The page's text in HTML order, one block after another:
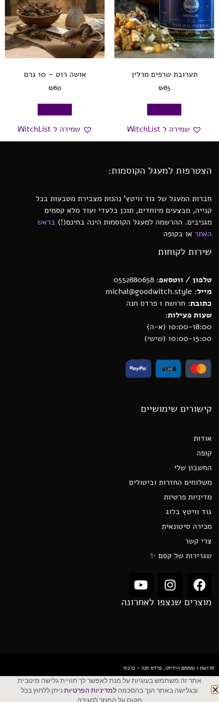
תערובת שרפים מרלין
₪85
שמירה ל WitchList
אושה רוט – 10 גרם
₪60
שמירה ל WitchList
הצטרפות למעגל הקוסמות:
חברות המעגל של גוד וויטץ’ נהנות מצבירת מטבעות בכל
קנייה, מבצעים מיוחדים, תוכן בלעדי ועוד מלא קסמים
מגניבים. ההרשמה למעגל הקוסמות הינה בחינם(!) בראש
האתר או בקופה
שירות לקוחות
טלפון / ווטסאפ: 0552880658
מייל:
כתובת: חרושת 1 פרדס חנה
שעות פעילות:
10:00-18:00 (א-ה)
10:00-15:00 (שישי)
קישורים שימושיים
אודות
קופה
החשבון שלי
משלוחים החזרות וביטולים
מדיניות פרטיות
גוד וויטץ בלוג
מכירה סיטונאית
צרי קשר
שגרירות של קסם ✨
מוצרים שנצפו לאחרונה
חרושת 1 (מתחם הידית), פרדס חנה - כרכור
אתר זה משתמש בעוגיות על מנת לאפשר לך חוויית גלישה מיטבית
ובגלישה באתר הנך בהסכמה למדיניות הפרטיות ניתן ללחוץ בכל
מקום על המסך לסגירה